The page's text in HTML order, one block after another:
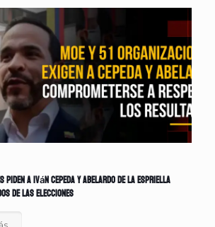
piden a Iván Cepeda y Abelardo de la Espriella
de las elecciones